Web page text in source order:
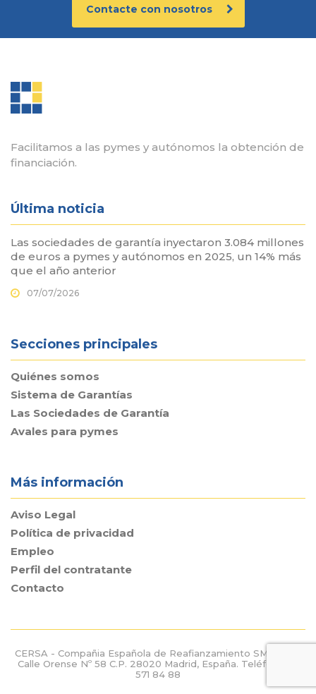
Contacte con nosotros
Facilitamos a las pymes y autónomos la obtención de
financiación.
Última noticia
Las sociedades de garantía inyectaron 3.084 millones
de euros a pymes y autónomos en 2025, un 14% más
que el año anterior
07/07/2026
Secciones principales
Quiénes somos
Sistema de Garantías
Las Sociedades de Garantía
Avales para pymes
Más información
Aviso Legal
Política de privacidad
Empleo
Perfil del contratante
Contacto
CERSA - Compañia Española de Reafianzamiento SME S.A. -
Calle Orense Nº 58 C.P. 28020 Madrid, España. Teléfono: 91
571 84 88